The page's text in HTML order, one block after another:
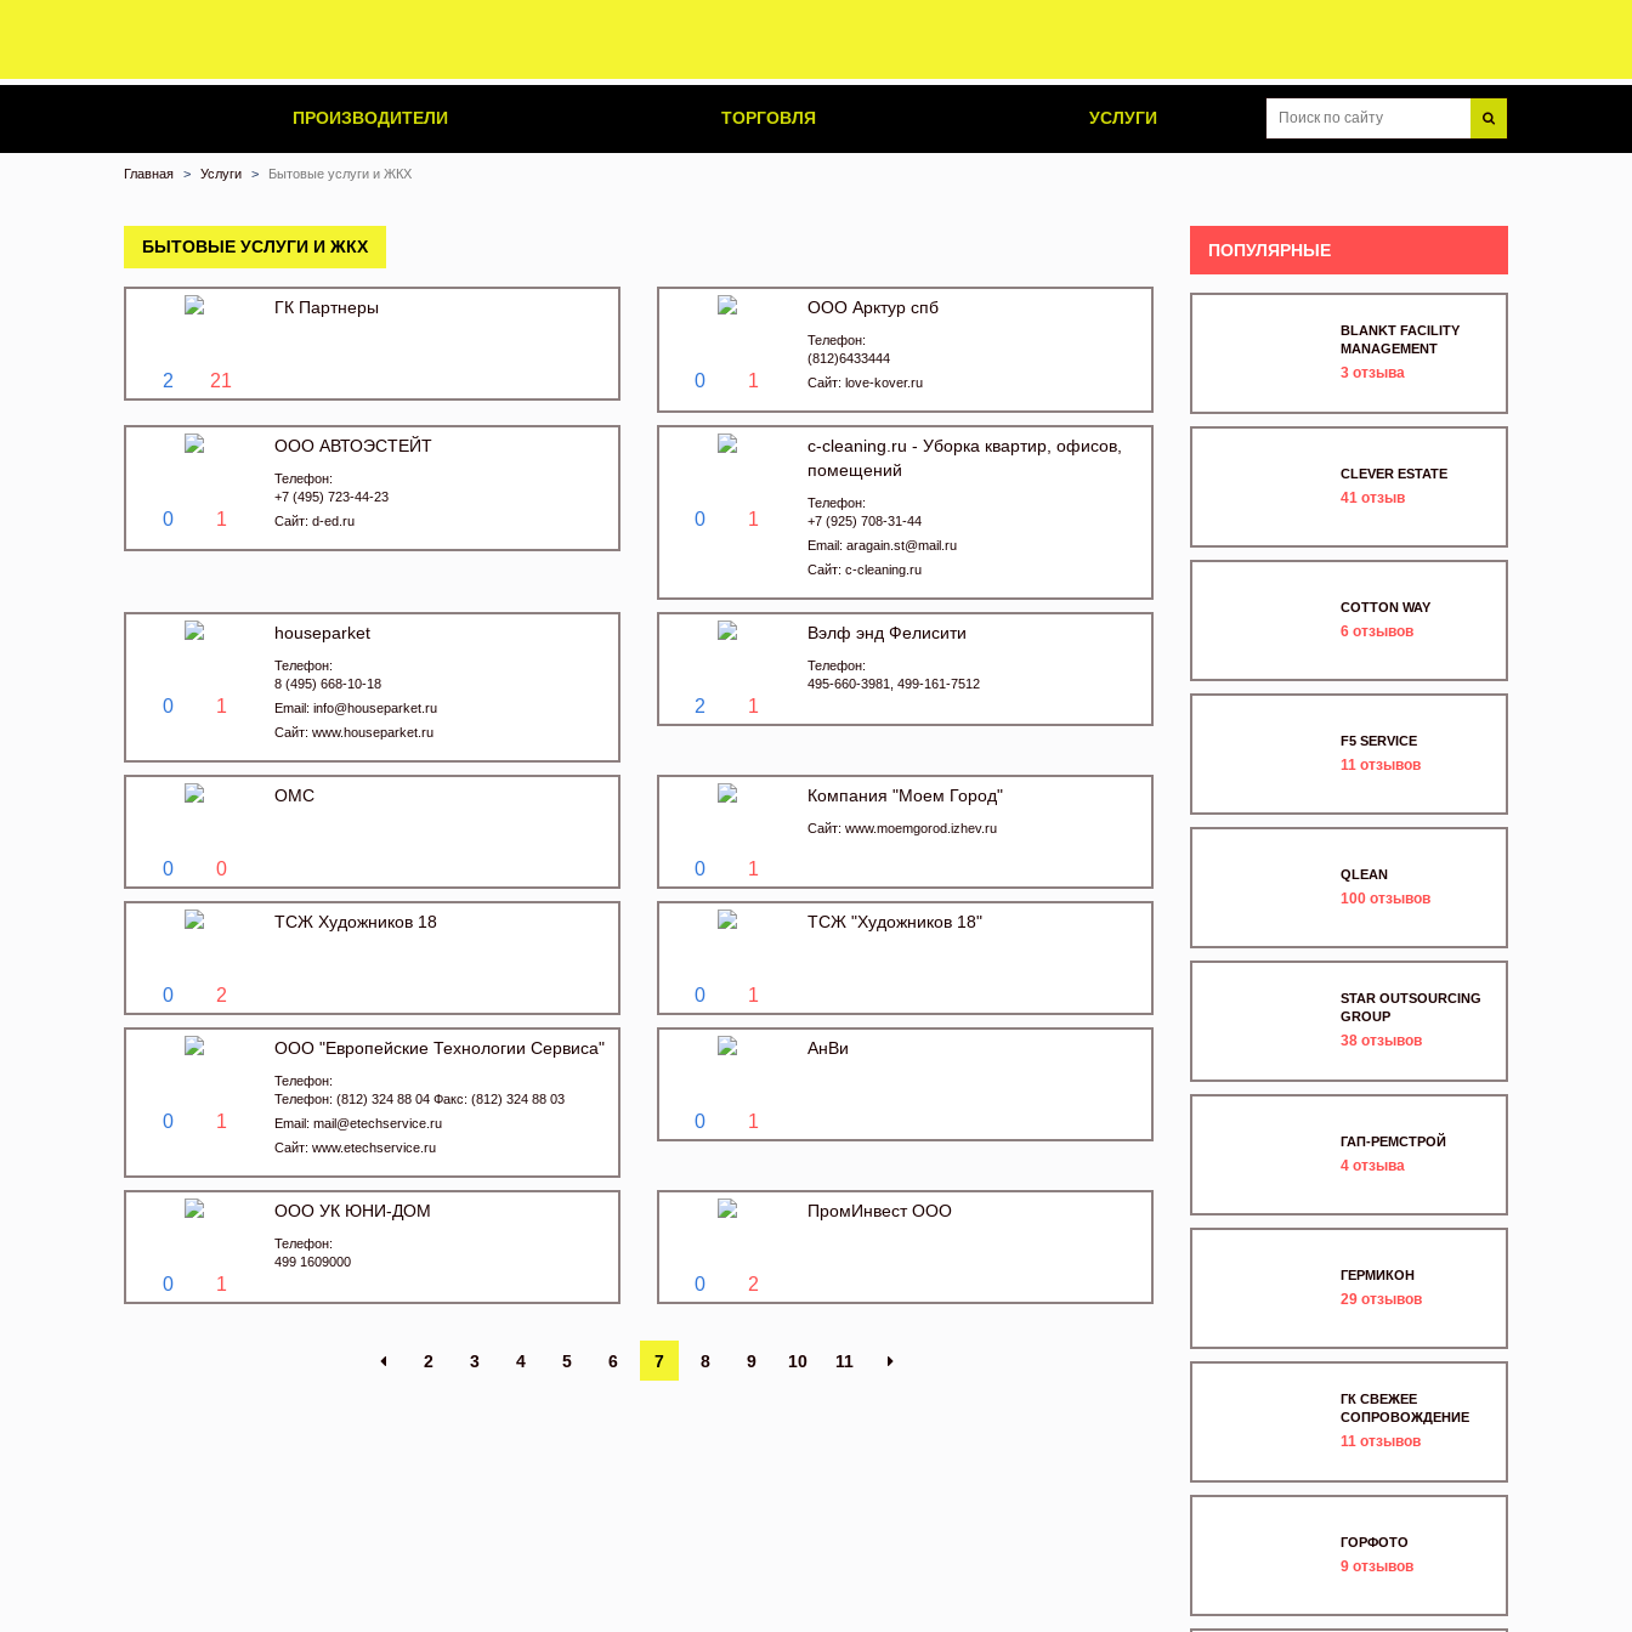
ПРОИЗВОДИТЕЛИ ТОРГОВЛЯ УСЛУГИ
Главная Услуги Бытовые услуги и ЖКХ
БЫТОВЫЕ УСЛУГИ И ЖКХ
2 21
ГК Партнеры
0 1
ООО Арктур спб
Телефон:
(812)6433444
Сайт: love-kover.ru
0 1
ООО АВТОЭСТЕЙТ
Телефон:
+7 (495) 723-44-23
Сайт: d-ed.ru 0 1
c-cleaning.ru - Уборка квартир, офисов,
помещений
Телефон:
+7 (925) 708-31-44
Email: aragain.st@mail.ru
Сайт: c-cleaning.ru
0 1
houseparket
Телефон:
8 (495) 668-10-18
Email: info@houseparket.ru
Сайт: www.houseparket.ru
2 1
Вэлф энд Фелисити
Телефон:
495-660-3981, 499-161-7512
0 0
ОМС
0 1
Компания "Моем Город"
Сайт: www.moemgorod.izhev.ru
0 2
ТСЖ Художников 18
0 1
ТСЖ "Художников 18"
0 1
ООО "Европейские Технологии Сервиса"
Телефон:
Телефон: (812) 324 88 04 Факс: (812) 324 88 03
Email: mail@etechservice.ru
Сайт: www.etechservice.ru
0 1
АнВи
0 1
ООО УК ЮНИ-ДОМ
Телефон:
499 1609000
0 2
ПромИнвест ООО
2 3 4 5 6 7 8 9 10 11
ПОПУЛЯРНЫЕ
BLANKT FACILITY
MANAGEMENT
3 отзыва
CLEVER ESTATE
41 отзыв
COTTON WAY
6 отзывов
F5 SERVICE
11 отзывов
QLEAN
100 отзывов
STAR OUTSOURCING
GROUP
38 отзывов
ГАП-РЕМСТРОЙ
4 отзыва
ГЕРМИКОН
29 отзывов
ГК СВЕЖЕЕ
СОПРОВОЖДЕНИЕ
11 отзывов
ГОРФОТО
9 отзывов